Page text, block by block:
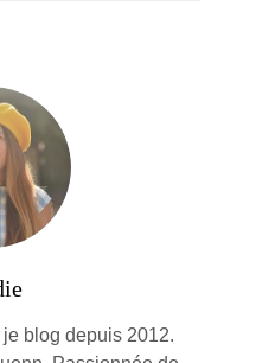
blog depuis 2012.